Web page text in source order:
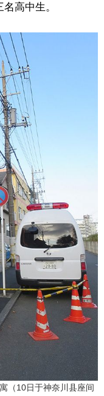
高中生。
（10日于神奈川县座间